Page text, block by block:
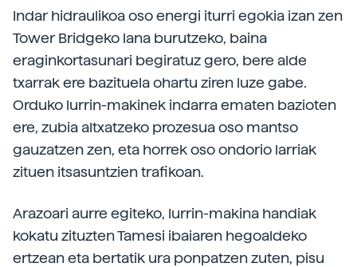
Indar hidraulikoa oso energi iturri egokia izan zen
Tower Bridgeko lana burutzeko, baina
eraginkortasunari begiratuz gero, bere alde
txarrak ere bazituela ohartu ziren luze gabe.
Orduko lurrin-makinek indarra ematen bazioten
ere, zubia altxatzeko prozesua oso mantso
gauzatzen zen, eta horrek oso ondorio larriak
zituen itsasuntzien trafikoan.
Arazoari aurre egiteko, lurrin-makina handiak
kokatu zituzten Tamesi ibaiaren hegoaldeko
ertzean eta bertatik ura ponpatzen zuten, pisu